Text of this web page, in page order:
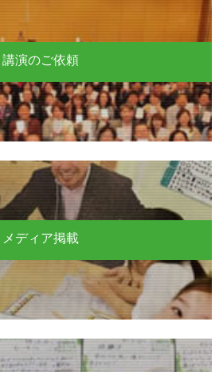
講演のご依頼
メディア掲載